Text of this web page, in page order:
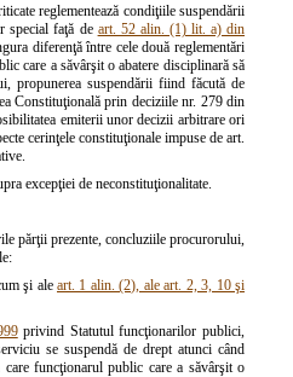
reglementează condiţiile suspendării
special faţă de art. 52 alin. (1) lit. a) din
diferenţă între cele două reglementări
care a săvârşit o abatere disciplinară să
propunerea suspendării fiind făcută de
Constituţională prin deciziile nr. 279 din
emiterii unor decizii arbitrare ori
cerinţele constituţionale impuse de art.
excepţiei de neconstituţionalitate.
părţii prezente, concluziile procurorului,
şi ale art. 1 alin. (2), ale art. 2, 3, 10 şi
privind Statutul funcţionarilor publici,
se suspendă de drept atunci când
funcţionarul public care a săvârşit o